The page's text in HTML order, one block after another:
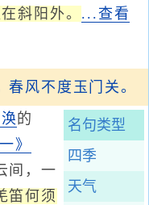
斜阳外。 ...查看
春风不度玉门关。
名句类型
四季
天气
的
》
，一
笛何须